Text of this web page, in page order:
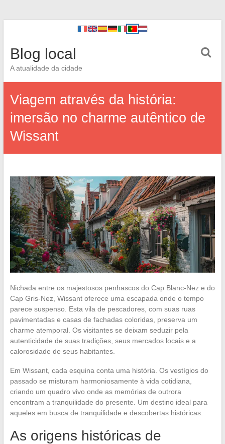
Blog local
A atualidade da cidade
Viagem através da história:
imersão no charme autêntico de
Wissant
Nichada entre os majestosos penhascos do Cap Blanc-Nez e do
Cap Gris-Nez, Wissant oferece uma escapada onde o tempo
parece suspenso. Esta vila de pescadores, com suas ruas
pavimentadas e casas de fachadas coloridas, preserva um
charme atemporal. Os visitantes se deixam seduzir pela
autenticidade de suas tradições, seus mercados locais e a
calorosidade de seus habitantes.
Em Wissant, cada esquina conta uma história. Os vestígios do
passado se misturam harmoniosamente à vida cotidiana,
criando um quadro vivo onde as memórias de outrora
encontram a tranquilidade do presente. Um destino ideal para
aqueles em busca de tranquilidade e descobertas históricas.
As origens históricas de